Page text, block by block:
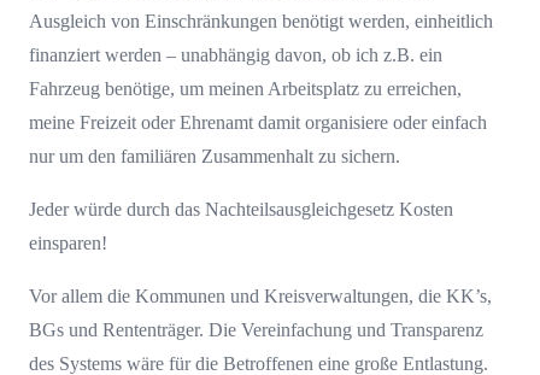
Ausgleich von Einschränkungen benötigt werden, einheitlich
finanziert werden – unabhängig davon, ob ich z.B. ein
Fahrzeug benötige, um meinen Arbeitsplatz zu erreichen,
meine Freizeit oder Ehrenamt damit organisiere oder einfach
nur um den familiären Zusammenhalt zu sichern.
Jeder würde durch das Nachteilsausgleichgesetz Kosten
einsparen!
Vor allem die Kommunen und Kreisverwaltungen, die KK’s,
BGs und Rententräger. Die Vereinfachung und Transparenz
des Systems wäre für die Betroffenen eine große Entlastung.